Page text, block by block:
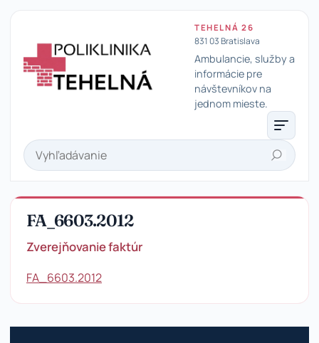
TEHELNÁ 26
831 03 Bratislava
Ambulancie, služby a
informácie pre
návštevníkov na
jednom mieste.
Hľadať
FA_6603.2012
Zverejňovanie faktúr
FA_6603.2012